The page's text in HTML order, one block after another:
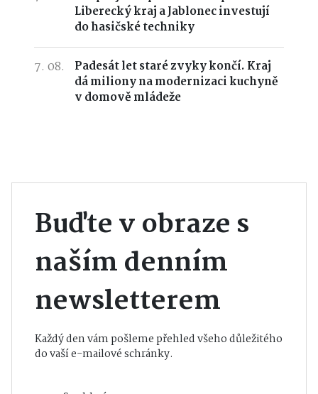
Liberecký kraj a Jablonec investují
do hasičské techniky
7. 08.
Padesát let staré zvyky končí. Kraj
dá miliony na modernizaci kuchyně
v domově mládeže
Buďte v obraze s
naším denním
newsletterem
Každý den vám pošleme přehled všeho důležitého
do vaší e-mailové schránky.